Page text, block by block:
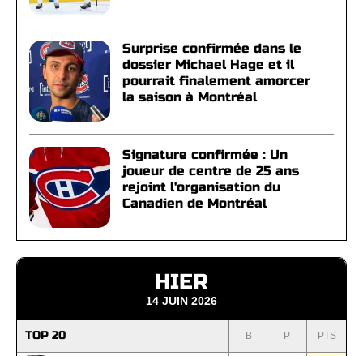
Surprise confirmée dans le
dossier Michael Hage et il
pourrait finalement amorcer
la saison à Montréal
Signature confirmée : Un
joueur de centre de 25 ans
rejoint l'organisation du
Canadien de Montréal
HIER
14 JUIN 2026
TOP 20 B P PTS